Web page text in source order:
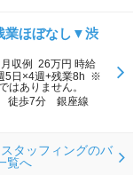
業ほぼなし▼渋
収例 26万円 時給
5日×4週+残業8h ※
はありません。
徒歩7分 銀座線
タッフィングのバ
覧へ